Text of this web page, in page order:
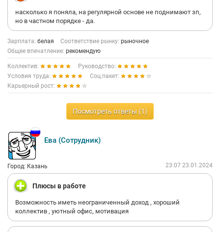
насколько я поняла, на регулярной основе не поднимают зп,
но в частном порядке - да.
Зарплата: белая Соответствие рынку: рыночное
Общее впечатление: рекомендую
Коллектив:
Руководство:
Условия труда:
Соц.пакет:
Карьерный рост:
Посмотреть ответы (1)
Ева (Сотрудник)
Город: Казань 23:07 23.01.2024
Плюсы в работе
Возможность иметь неограниченный доход , хороший
коллектив , уютный офис, мотивация